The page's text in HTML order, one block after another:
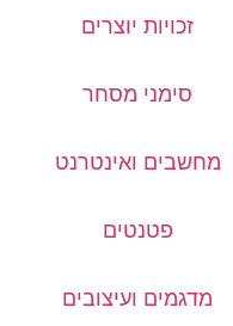
זכויות יוצרים
סימני מסחר
מחשבים ואינטרנט
פטנטים
מדגמים ועיצובים